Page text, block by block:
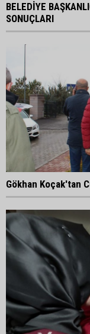
BELEDİYE
SONUÇLARI
Gökhan Koçak'tan